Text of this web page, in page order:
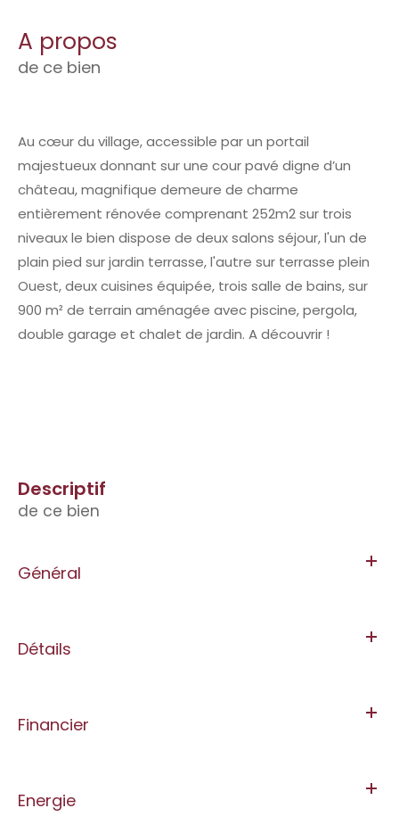
A propos
de ce bien
Au cœur du village, accessible par un portail
majestueux donnant sur une cour pavé digne d’un
château, magnifique demeure de charme
entièrement rénovée comprenant 252m2 sur trois
niveaux le bien dispose de deux salons séjour, l'un de
plain pied sur jardin terrasse, l'autre sur terrasse plein
Ouest, deux cuisines équipée, trois salle de bains, sur
900 m² de terrain aménagée avec piscine, pergola,
double garage et chalet de jardin. A découvrir !
descriptif
de ce bien
Général
Détails
Financier
Energie